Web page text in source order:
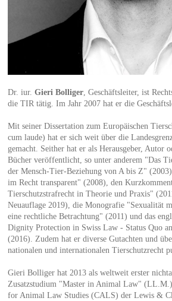
Dr. iur. Gieri Bolliger, Geschäftsleiter, ist
die TIR tätig. Im Jahr 2007 hat er die
Mit seiner Dissertation zum Europäischen
cum laude) hat er sich weit über die
gemacht. Seither hat er als Herausgeber, Autor
Bücher veröffentlicht, so unter anderem "Das
der Mensch-Tier-Beziehung von A bis Z"
im Recht transparent" (2008), den
Tierschutzstrafrecht in Theorie und Praxis"
Neuauflage 2019), die Monografie "Sexualität
eine rechtliche Betrachtung" (2011) und das
Dignity Protection in Swiss Law - Status Quo
(2016). Zudem hat er diverse Gutachten und
nationalen und internationalen Tierschutzrecht
Gieri Bolliger hat 2013 als weltweit erster
Zusatzstudium "Master in Animal Law"
for Animal Law Studies (CALS) der Lewis &